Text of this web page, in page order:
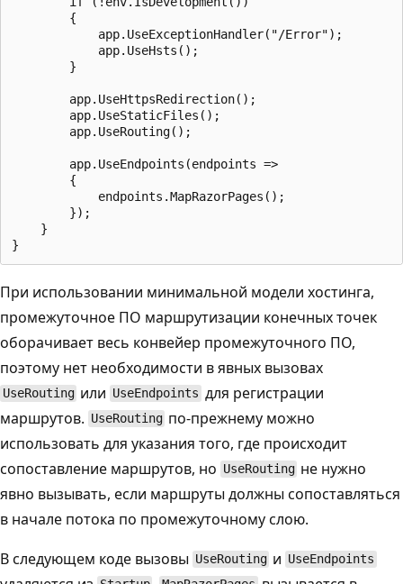
        {
            app.UseExceptionHandler("/Error");
            app.UseHsts();
        }
        app.UseHttpsRedirection();
        app.UseStaticFiles();
        app.UseRouting();
        app.UseEndpoints(endpoints =>
        {
            endpoints.MapRazorPages();
        });
    }
При использовании минимальной модели хостинга,
промежуточное ПО маршрутизации конечных точек
оборачивает весь конвейер промежуточного ПО,
поэтому нет необходимости в явных вызовах
UseRouting или UseEndpoints для регистрации
маршрутов. UseRouting по-прежнему можно
использовать для указания того, где происходит
сопоставление маршрутов, но UseRouting не нужно
явно вызывать, если маршруты должны сопоставляться
в начале потока по промежуточному слою.
В следующем коде вызовы UseRouting и UseEndpoints